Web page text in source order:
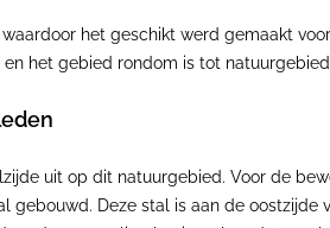
het geschikt werd gemaakt
het gebied rondom is tot
uit op dit natuurgebied. Voor de
gebouwd. Deze stal is aan de